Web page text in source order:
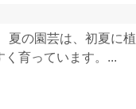
夏の園芸は、初夏に植
く育っています。...